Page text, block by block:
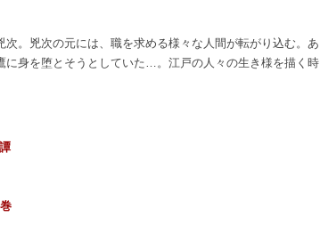
。兇次の元には、職を求める様々な人間が転がり込む。あ
に身を堕とそうとしていた…。江戸の人々の生き様を描く時